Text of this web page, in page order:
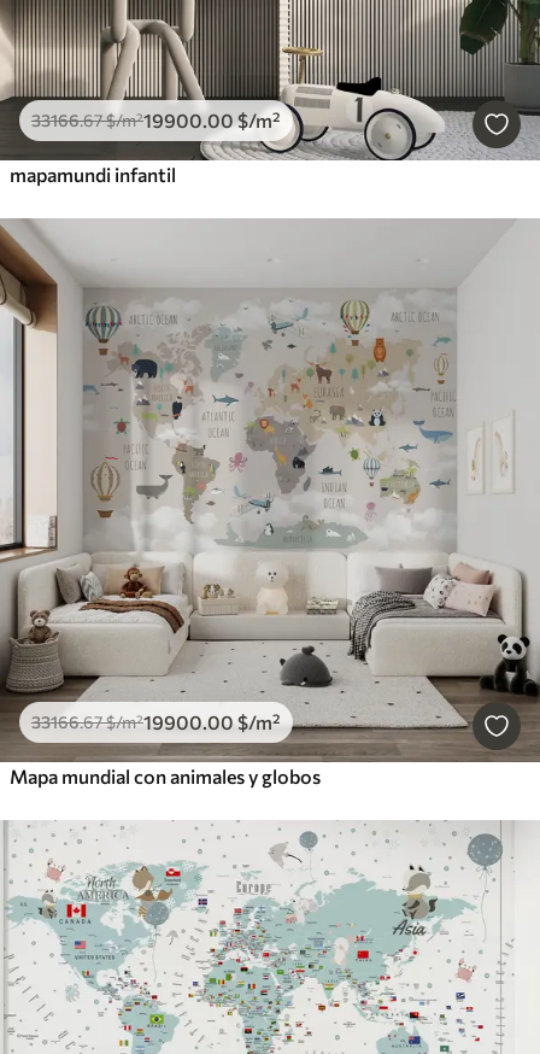
33166.67$/m²19900.00 $/m²
mapamundi infantil
33166.67$/m²19900.00 $/m²
Mapa mundial con animales y globos